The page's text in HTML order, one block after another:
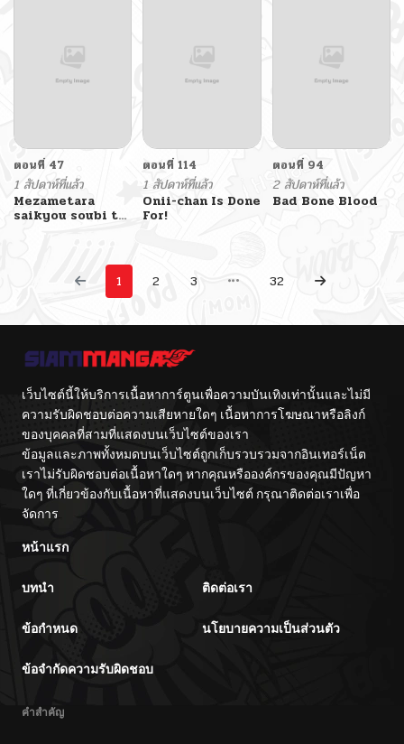
ตอนที่ 47
1 สัปดาห์ที่แล้ว
Mezametara
saikyou soubi to
mezashite
youhei toshite
jiyuu ni ikitai
ตอนที่ 114
1 สัปดาห์ที่แล้ว
Onii-chan Is Done
For!
ตอนที่ 94
2 สัปดาห์ที่แล้ว
Bad Bone Blood
1 2 3 32
เว็บไซต์นี้ให้บริการเนื้อหาการ์ตูนเพื่อความบันเทิงเท่านั้นและไม่มี
ความรับผิดชอบต่อความเสียหายใดๆ เนื้อหาการโฆษณาหรือลิงก์
ของบุคคลที่สามที่แสดงบนเว็บไซต์ของเรา
ข้อมูลและภาพทั้งหมดบนเว็บไซต์ถูกเก็บรวบรวมจากอินเทอร์เน็ต
เราไม่รับผิดชอบต่อเนื้อหาใดๆ หากคุณหรือองค์กรของคุณมีปัญหา
ใดๆ ที่เกี่ยวข้องกับเนื้อหาที่แสดงบนเว็บไซต์ กรุณาติดต่อเราเพื่อ
จัดการ
หน้าแรก
บทนำ ติดต่อเรา
ข้อกำหนด นโยบายความเป็นส่วนตัว
ข้อจำกัดความรับผิดชอบ
คำสำคัญ